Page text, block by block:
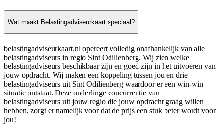
Wat maakt Belastingadviseurkaart speciaal?
belastingadviseurkaart.nl opereert volledig onafhankelijk van alle
belastingadviseurs in regio Sint Odilienberg. Wij zien welke
belastingadviseurs beschikbaar zijn en goed zijn in het uitvoeren van
jouw opdracht. Wij maken een koppeling tussen jou en drie
belastingadviseurs uit Sint Odilienberg waardoor er een win-win
situatie ontstaat. Deze onderlinge concurrentie van
belastingadviseurs uit jouw regio die jouw opdracht graag willen
hebben, zorgt er namelijk voor dat de prijs een stuk beter wordt voor
jou!